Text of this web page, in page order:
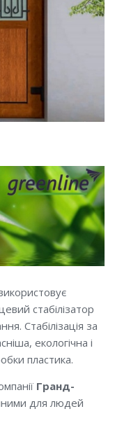
стабілізатор
Стабілізація за
екологічна і
пластика.
Гранд-
для людей